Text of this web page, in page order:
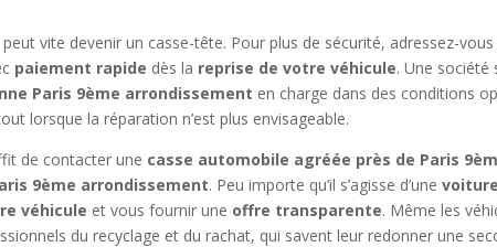
vite devenir un casse-tête. Pour plus de sécurité, adressez-vous
paiement rapide dès la reprise de votre véhicule. Une société
Paris 9ème arrondissement en charge dans des conditions
lorsque la réparation n’est plus envisageable.
de contacter une casse automobile agréée près de Paris
9ème arrondissement. Peu importe qu’il s’agisse d’unevoiture
véhicule et vous fournir une offre transparente. Même les
du recyclage et du rachat, qui savent leur redonner une